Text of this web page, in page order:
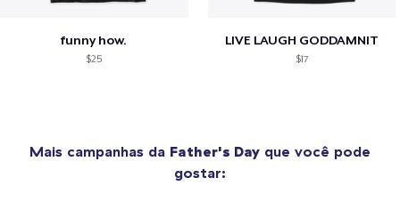
funny how.
$25
LIVE LAUGH GODDAMNIT
$17
Mais campanhas da Father's Day que você pode
gostar: